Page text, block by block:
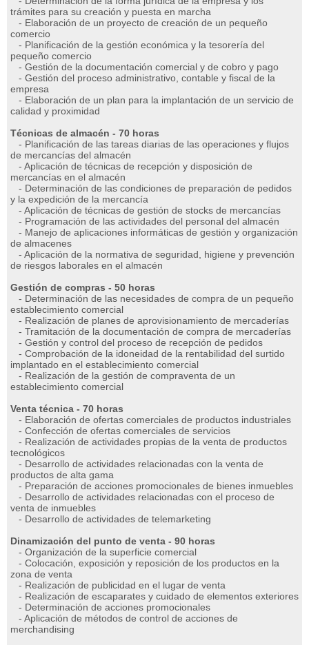
trámites para su creación y puesta en marcha
- Elaboración de un proyecto de creación de un pequeño
comercio
- Planificación de la gestión económica y la tesorería del
pequeño comercio
- Gestión de la documentación comercial y de cobro y pago
- Gestión del proceso administrativo, contable y fiscal de la
empresa
- Elaboración de un plan para la implantación de un servicio de
calidad y proximidad
Técnicas de almacén - 70 horas
- Planificación de las tareas diarias de las operaciones y flujos
de mercancías del almacén
- Aplicación de técnicas de recepción y disposición de
mercancías en el almacén
- Determinación de las condiciones de preparación de pedidos
y la expedición de la mercancía
- Aplicación de técnicas de gestión de stocks de mercancías
- Programación de las actividades del personal del almacén
- Manejo de aplicaciones informáticas de gestión y organización
de almacenes
- Aplicación de la normativa de seguridad, higiene y prevención
de riesgos laborales en el almacén
Gestión de compras - 50 horas
- Determinación de las necesidades de compra de un pequeño
establecimiento comercial
- Realización de planes de aprovisionamiento de mercaderías
- Tramitación de la documentación de compra de mercaderías
- Gestión y control del proceso de recepción de pedidos
- Comprobación de la idoneidad de la rentabilidad del surtido
implantado en el establecimiento comercial
- Realización de la gestión de compraventa de un
establecimiento comercial
Venta técnica - 70 horas
- Elaboración de ofertas comerciales de productos industriales
- Confección de ofertas comerciales de servicios
- Realización de actividades propias de la venta de productos
tecnológicos
- Desarrollo de actividades relacionadas con la venta de
productos de alta gama
- Preparación de acciones promocionales de bienes inmuebles
- Desarrollo de actividades relacionadas con el proceso de
venta de inmuebles
- Desarrollo de actividades de telemarketing
Dinamización del punto de venta - 90 horas
- Organización de la superficie comercial
- Colocación, exposición y reposición de los productos en la
zona de venta
- Realización de publicidad en el lugar de venta
- Realización de escaparates y cuidado de elementos exteriores
- Determinación de acciones promocionales
- Aplicación de métodos de control de acciones de
merchandising